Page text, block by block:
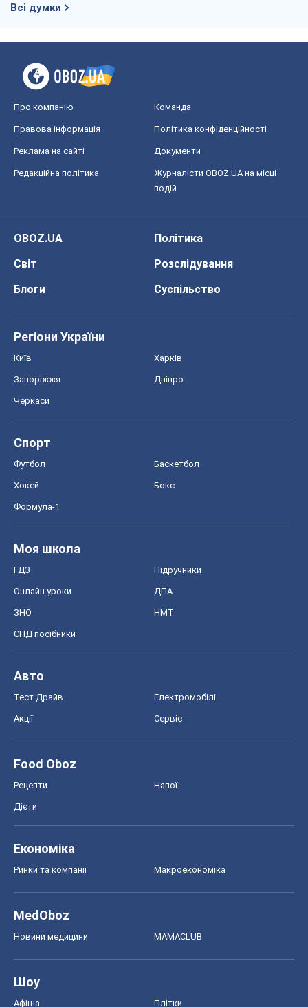
Всі думки
Про компанію Команда
Правова інформація Політика конфіденційності
Реклама на сайті Документи
Редакційна політика
Журналісти OBOZ.UA на місці
подій
OBOZ.UA
Політика
Світ
Розслідування
Блоги
Суспільство
Регіони України
Київ Харків
Запоріжжя Дніпро
Черкаси
Спорт
Футбол Баскетбол
Хокей Бокс
Формула-1
Моя школа
ГДЗ Підручники
Онлайн уроки ДПА
ЗНО НМТ
СНД посібники
Авто
Тест Драйв Електромобілі
Акції Сервіс
Food Oboz
Рецепти Напої
Дієти
Економіка
Ринки та компанії Макроекономіка
MedOboz
Новини медицини MAMACLUB
Шоу
Афіша Плітки